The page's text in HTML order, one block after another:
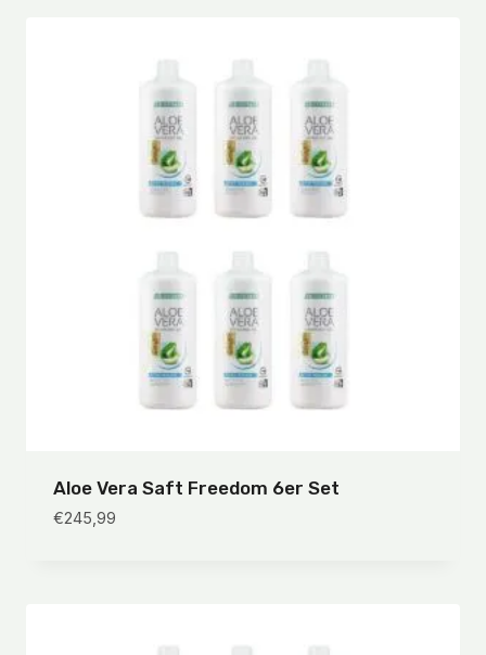
Aloe Vera Saft Freedom 6er Set
€245,99